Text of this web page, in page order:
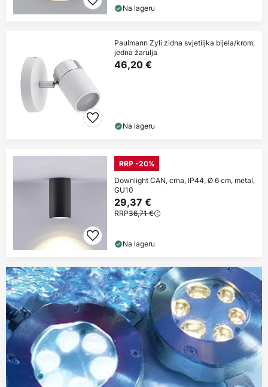
Na lageru
Paulmann Zyli zidna svjetiljka bijela/krom,
jedna žarulja
46,20 €
Na lageru
RRP -20%
Downlight CAN, crna, IP44, Ø 6 cm, metal,
GU10
29,37 €
RRP36,71 €
Na lageru